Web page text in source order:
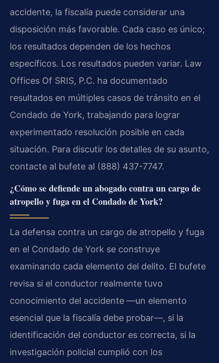
accidente, la fiscalía puede considerar una
disposición más favorable. Cada caso es único;
los resultados dependen de los hechos
específicos. Los resultados pueden variar. Law
Offices Of SRIS, P.C. ha documentado
resultados en múltiples casos de tránsito en el
Condado de York, trabajando para lograr
experimentado resolución posible en cada
situación. Para discutir los detalles de su asunto,
contacte al bufete al (888) 437-7747.
¿Cómo se defiende un abogado contra un cargo de
atropello y fuga en el Condado de York?
La defensa contra un cargo de atropello y fuga
en el Condado de York se construye
examinando cada elemento del delito. El bufete
revisa si el conductor realmente tuvo
conocimiento del accidente —un elemento
esencial que la fiscalía debe probar—, si la
identificación del conductor es correcta, si la
investigación policial cumplió con los